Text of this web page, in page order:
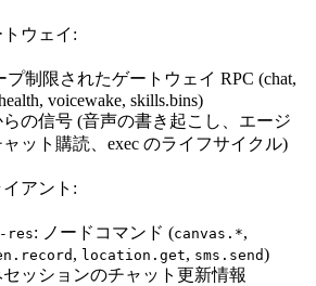
ウェイ:
プ制限されたゲートウェイ RPC (chat,
voicewake, skills.bins)
の信号 (音声の書き起こし、エージ
ット購読、exec のライフサイクル)
アント:
res: ノードコマンド (canvas.*,
, location.get, sms.send)
ッションのチャット更新情報